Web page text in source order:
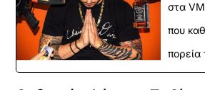
στα
που
πορεία